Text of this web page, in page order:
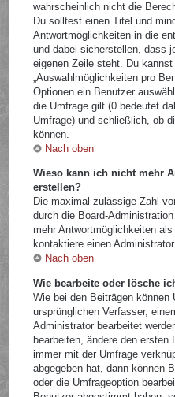
wahrscheinlich nicht die
Du solltest einen Titel und
Antwortmöglichkeiten in die
und dabei sicherstellen, dass
eigenen Zeile steht. Du
„Auswahlmöglichkeiten pro
Optionen ein Benutzer
die Umfrage gilt (0 bedeutet
Umfrage) und schließlich, ob
können.
Nach oben
Wieso kann ich nicht mehr
erstellen?
Die maximal zulässige Zahl
durch die Board-
mehr Antwortmöglichkeiten
kontaktiere einen Administrator.
Nach oben
Wie bearbeite oder lösche
Wie bei den Beiträgen können
ursprünglichen Verfasser,
Administrator bearbeitet
bearbeiten, ändere den
immer mit der Umfrage
abgegeben hat, dann können
oder die Umfrageoption